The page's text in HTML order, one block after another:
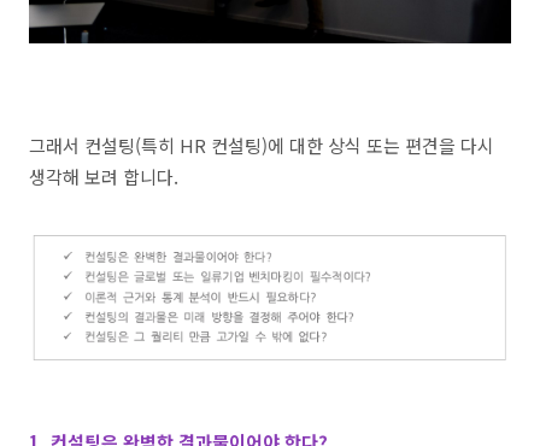
그래서 컨설팅(특히 HR 컨설팅)에 대한 상식 또는 편견을 다시
생각해 보려 합니다.